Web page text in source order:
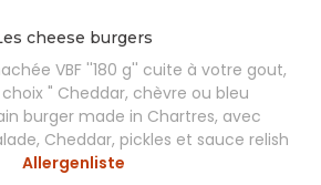
cheese burgers
VBF ''180 g'' cuite à votre gout,
" Cheddar, chèvre ou bleu
burger made in Chartres, avec
Cheddar, pickles et sauce relish
Allergenliste